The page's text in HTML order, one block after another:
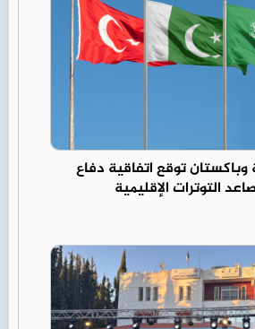
وباكستان توقع اتفاقية دفاع
التوترات الإقليمية